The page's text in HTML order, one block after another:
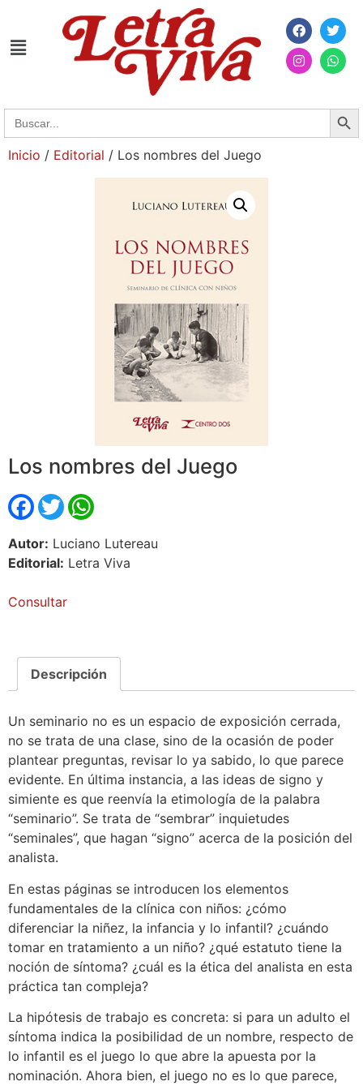
Search
for:
Inicio / Editorial / Los nombres del Juego
Los nombres del Juego
Facebook
Twitter
Autor: Luciano Lutereau
Editorial: Letra Viva
Consultar
Descripción
Un seminario no es un espacio de exposición cerrada,
no se trata de una clase, sino de la ocasión de poder
plantear preguntas, revisar lo ya sabido, lo que parece
evidente. En última instancia, a las ideas de signo y
simiente es que reenvía la etimología de la palabra
“seminario”. Se trata de “sembrar” inquietudes
“seminales”, que hagan “signo” acerca de la posición del
analista.
En estas páginas se introducen los elementos
fundamentales de la clínica con niños: ¿cómo
diferenciar la niñez, la infancia y lo infantil? ¿cuándo
tomar en tratamiento a un niño? ¿qué estatuto tiene la
noción de síntoma? ¿cuál es la ética del analista en esta
práctica tan compleja?
La hipótesis de trabajo es concreta: si para un adulto el
síntoma indica la posibilidad de un nombre, respecto de
lo infantil es el juego lo que abre la apuesta por la
nominación. Ahora bien, el juego no es lo que parece,